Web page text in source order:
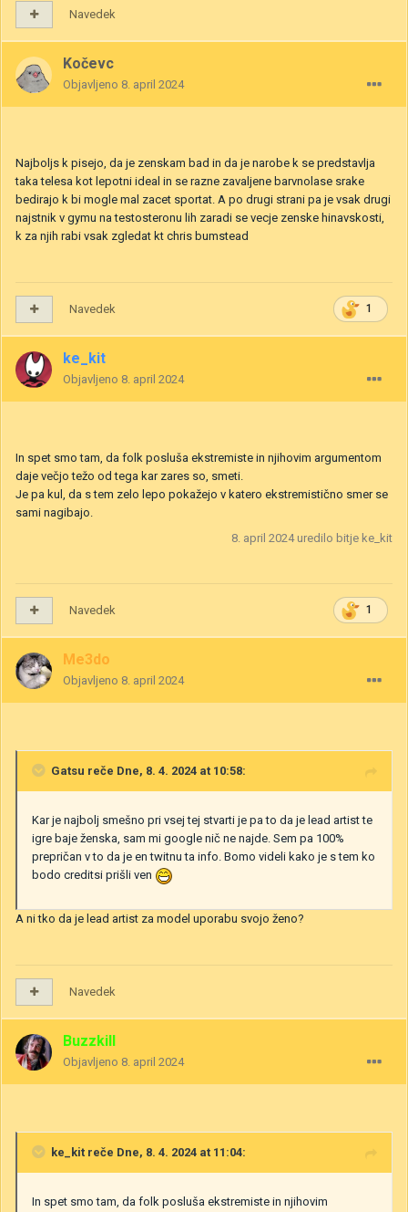
Navedek
Kočevc
Objavljeno 8. april 2024
Najboljs k pisejo, da je zenskam bad in da je narobe k se predstavlja
taka telesa kot lepotni ideal in se razne zavaljene barvnolase srake
bedirajo k bi mogle mal zacet sportat. A po drugi strani pa je vsak drugi
najstnik v gymu na testosteronu lih zaradi se vecje zenske hinavskosti,
k za njih rabi vsak zgledat kt chris bumstead
1
Navedek
ke_kit
Objavljeno 8. april 2024
In spet smo tam, da folk posluša ekstremiste in njihovim argumentom
daje večjo težo od tega kar zares so, smeti.
Je pa kul, da s tem zelo lepo pokažejo v katero ekstremistično smer se
sami nagibajo.
8. april 2024uredilo bitje ke_kit
1
Navedek
Me3do
Objavljeno 8. april 2024
Gatsu reče Dne, 8. 4. 2024 at 10:58:
Kar je najbolj smešno pri vsej tej stvarti je pa to da je lead artist te
igre baje ženska, sam mi google nič ne najde. Sem pa 100%
prepričan v to da je en twitnu ta info. Bomo videli kako je s tem ko
bodo creditsi prišli ven
A ni tko da je lead artist za model uporabu svojo ženo?
Navedek
Buzzkill
Objavljeno 8. april 2024
ke_kit reče Dne, 8. 4. 2024 at 11:04:
In spet smo tam, da folk posluša ekstremiste in njihovim